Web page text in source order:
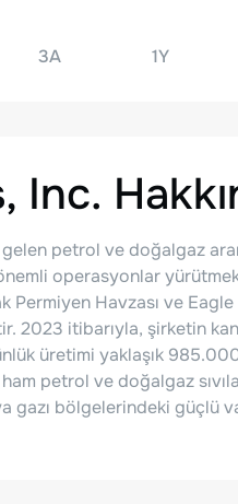
3A 1Y
Inc.
gelen petrol ve doğalgaz
operasyonlar
Permiyen Havzası ve
2023 itibarıyla, şirketin
üretimi yaklaşık
petrol ve doğalgaz
gazı bölgelerindeki güçlü